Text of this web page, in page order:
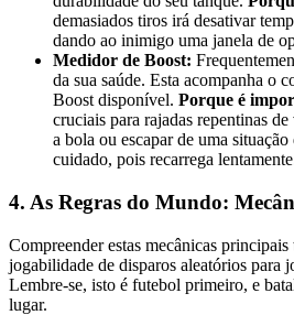
demasiados tiros irá desativar
dando ao inimigo uma janela de
Medidor de Boost:
da sua saúde. Esta acompanha o
Boost disponível. Porque é
cruciais para rajadas repentinas
a bola ou escapar de uma
cuidado, pois recarrega
4. As Regras do Mundo:
Compreender estas mecânicas principais
jogabilidade de disparos aleatórios para
Lembre-se, isto é futebol primeiro, e
lugar.